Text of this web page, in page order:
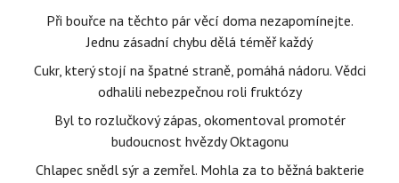
Při bouřce na těchto pár věcí doma nezapomínejte.
Jednu zásadní chybu dělá téměř každý
Cukr, který stojí na špatné straně, pomáhá nádoru. Vědci
odhalili nebezpečnou roli fruktózy
Byl to rozlučkový zápas, okomentoval promotér
budoucnost hvězdy Oktagonu
Chlapec snědl sýr a zemřel. Mohla za to běžná bakterie